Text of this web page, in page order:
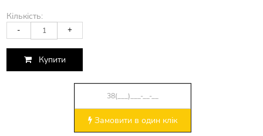
Кількість:
- +
Купити
Замовити в один клік